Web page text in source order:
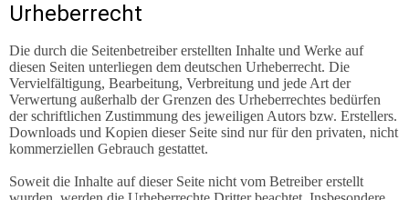
Urheberrecht
Die durch die Seitenbetreiber erstellten Inhalte und Werke auf
diesen Seiten unterliegen dem deutschen Urheberrecht. Die
Vervielfältigung, Bearbeitung, Verbreitung und jede Art der
Verwertung außerhalb der Grenzen des Urheberrechtes bedürfen
der schriftlichen Zustimmung des jeweiligen Autors bzw. Erstellers.
Downloads und Kopien dieser Seite sind nur für den privaten, nicht
kommerziellen Gebrauch gestattet.
Soweit die Inhalte auf dieser Seite nicht vom Betreiber erstellt